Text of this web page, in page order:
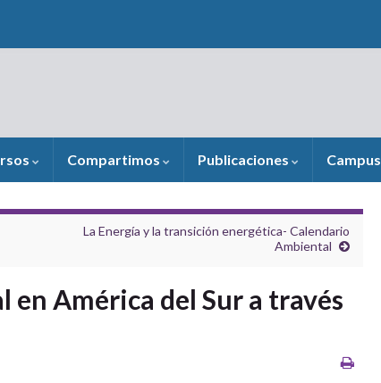
Compartimos Publicaciones Campus
La Energía y la transición energética- Calendario
Ambiental
en América del Sur a través